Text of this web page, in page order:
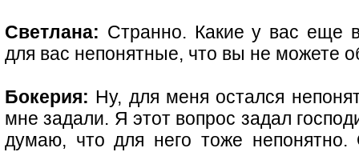
Светлана: Странно. Какие у вас еще
для вас непонятные, что вы не можете
Бокерия: Ну, для меня остался
мне задали. Я этот вопрос задал
думаю, что для него тоже